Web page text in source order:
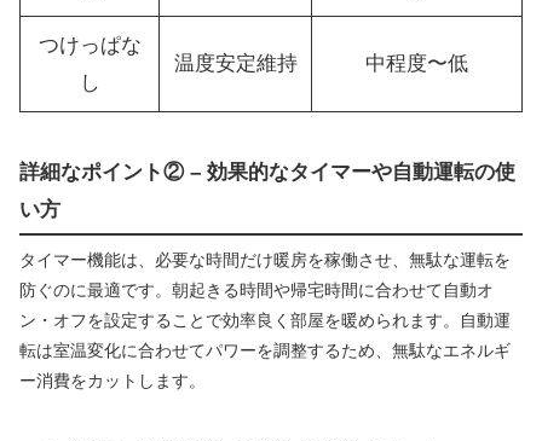
つけっぱな
し
温度安定維持 中程度〜低
詳細なポイント② – 効果的なタイマーや自動運転の使
い方
タイマー機能は、必要な時間だけ暖房を稼働させ、無駄な運転を
防ぐのに最適です。朝起きる時間や帰宅時間に合わせて自動オ
ン・オフを設定することで効率良く部屋を暖められます。自動運
転は室温変化に合わせてパワーを調整するため、無駄なエネルギ
ー消費をカットします。